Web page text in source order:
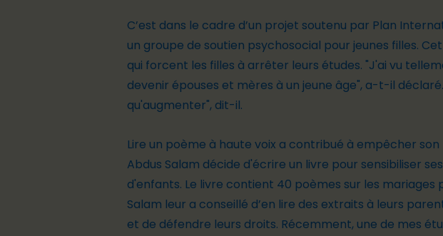
C’est dans le cadre d’un projet soutenu par Plan
un groupe de soutien psychosocial pour jeunes filles.
qui forcent les filles à arrêter leurs études. "J'ai vu
devenir épouses et mères à un jeune âge", a-t-il
qu'augmenter", dit-il.
Lire un poème à haute voix a contribué à empêcher son
Abdus Salam décide d'écrire un livre pour sensibiliser
d'enfants. Le livre contient 40 poèmes sur les
Salam leur a conseillé d’en lire des extraits à leurs
et de défendre leurs droits. Récemment, une de mes